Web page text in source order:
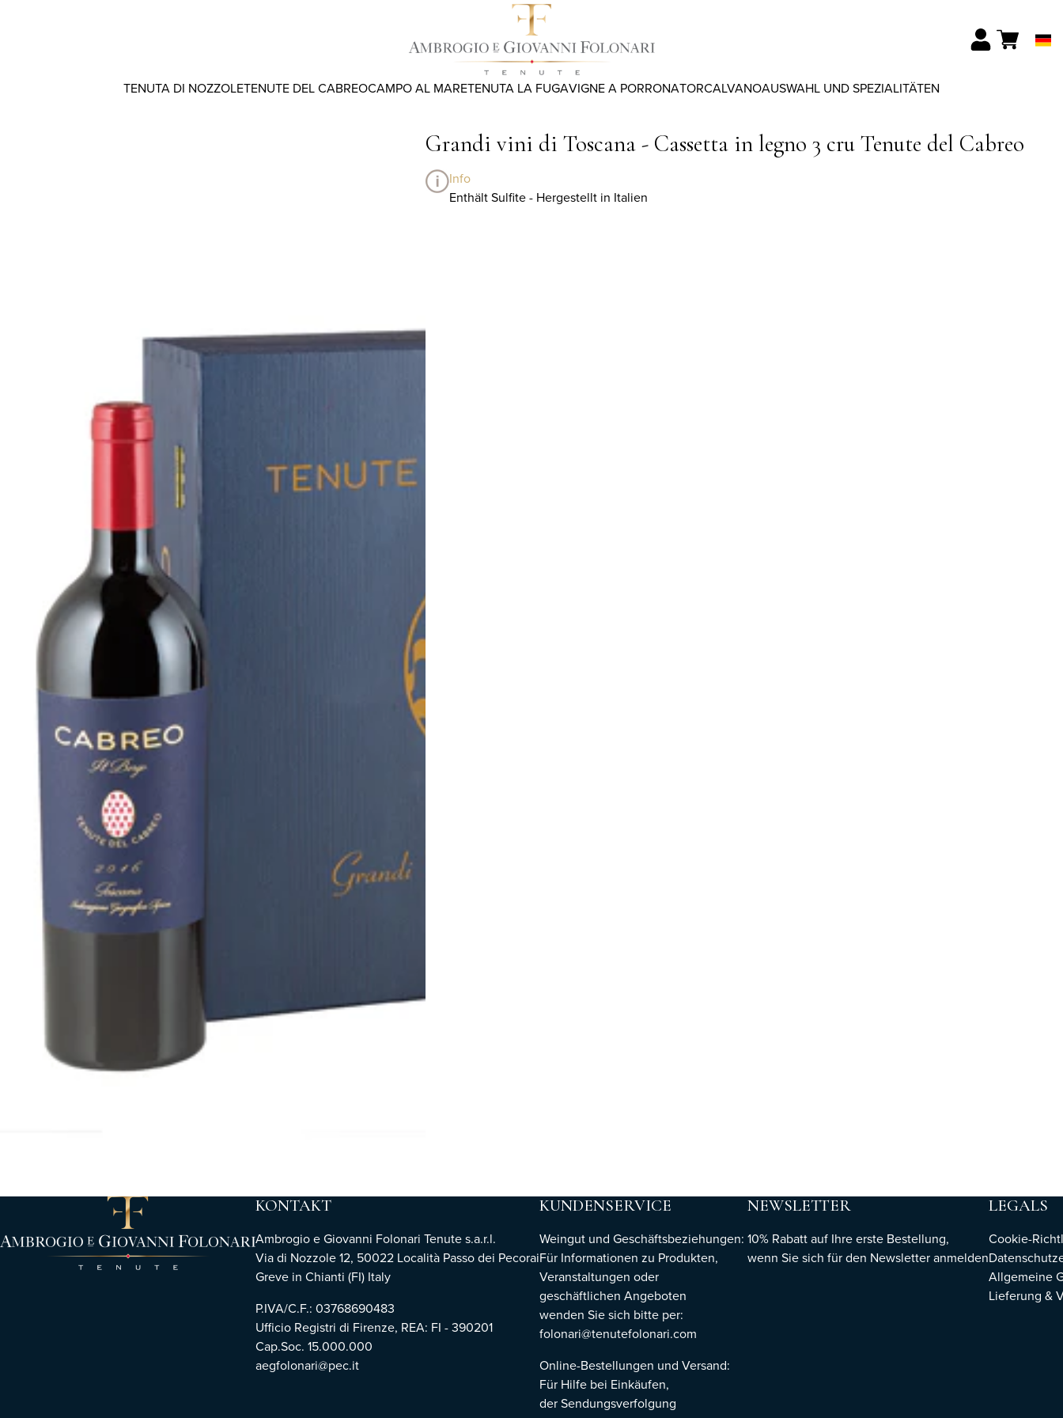
TENUTA DI NOZZOLETENUTE DEL CABREOCAMPO AL MARETENUTA LA FUGAVIGNE A PORRONATORCALVANOAUSWAHL UND SPEZIALITÄTEN
Grandi vini di Toscana - Cassetta in legno 3 cru Tenute del Cabreo
Info
Enthält Sulfite - Hergestellt in Italien
KONTAKT
Ambrogio e Giovanni Folonari Tenute s.a.r.l.
Via di Nozzole 12, 50022 Località Passo dei Pecorai
Greve in Chianti (FI) Italy
P.IVA/C.F.: 03768690483
Ufficio Registri di Firenze, REA: FI - 390201
Cap.Soc. 15.000.000
aegfolonari@pec.it
KUNDENSERVICE
Weingut und Geschäftsbeziehungen:
Für Informationen zu Produkten,
Veranstaltungen oder
geschäftlichen Angeboten
wenden Sie sich bitte per:
folonari@tenutefolonari.com
Online-Bestellungen und Versand:
Für Hilfe bei Einkäufen,
der Sendungsverfolgung
NEWSLETTER
10% Rabatt auf Ihre erste Bestellung,
wenn Sie sich für den Newsletteranmelden
LEGALS
Cookie-
Allgemeine
Lieferung &